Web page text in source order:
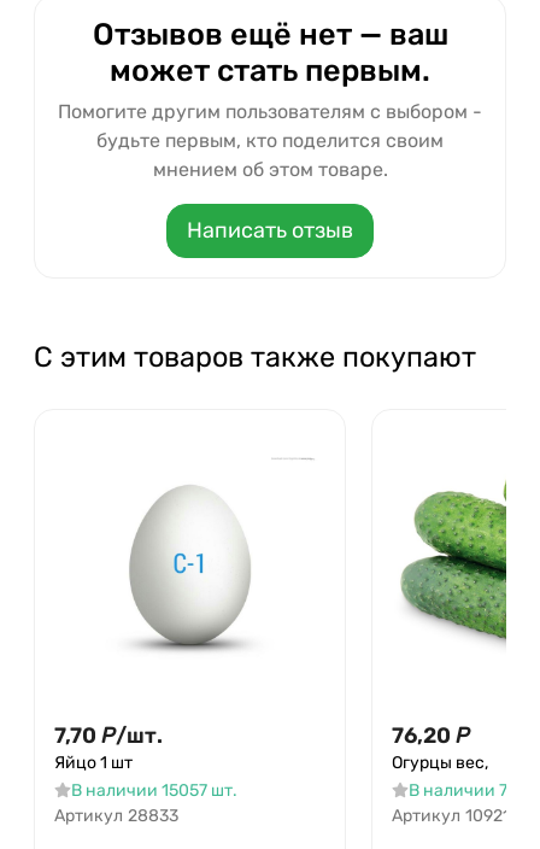
Отзывов ещё нет — ваш
может стать первым.
Помогите другим пользователям с выбором -
будьте первым, кто поделится своим
мнением об этом товаре.
Написать отзыв
С этим товаров также покупают
7,70 Р/шт.
Яйцо 1 шт
В наличии 15057 шт.
Артикул 28833
76,20 Р
Огурцы вес,
В наличии 79.9
Артикул 10921